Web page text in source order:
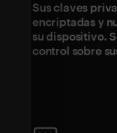
Sus claves
encriptadas y
su dispositivo.
control sobre